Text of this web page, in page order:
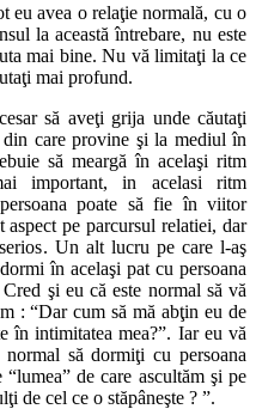
eu avea o relaţie normală, cu o
la această întrebare, nu este
mai bine. Nu vă limitaţi la ce
mai profund.
să aveţi grija unde căutaţi
care provine şi la mediul în
să meargă în acelaşi ritm
important, in acelasi ritm
poate să fie în viitor
aspect pe parcursul relatiei, dar
Un alt lucru pe care l-aş
în acelaşi pat cu persoana
şi eu că este normal să vă
: “Dar cum să mă abţin eu de
în intimitatea mea?”. Iar eu vă
să dormiţi cu persoana
de care ascultăm şi pe
de cel ce o stăpâneşte ? ”.